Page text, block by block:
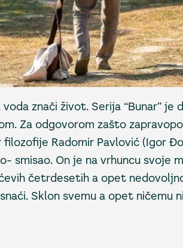
znači život. Serija “Bunar” je
Za odgovorom zašto
Radomir Pavlović (Igor
smisao. On je na vrhuncu svoje
četrdesetih a opet
Sklon svemu a opet ničemu